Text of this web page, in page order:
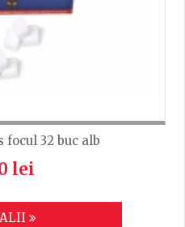
32 buc alb
lei